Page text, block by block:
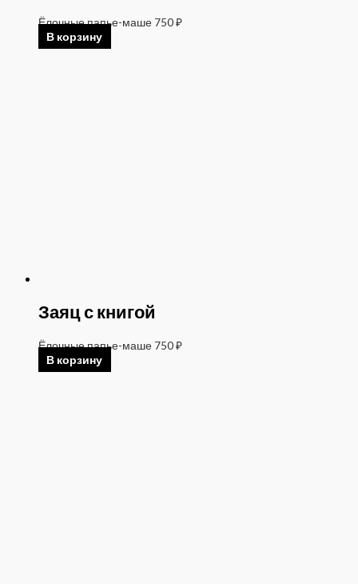
Ёлочные папье-маше 750₽
В корзину
Заяц с книгой
Ёлочные папье-маше 750₽
В корзину